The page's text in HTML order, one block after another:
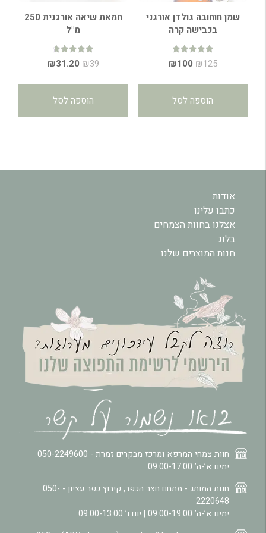
שמן חוחובה גולדן אורגני
בכבישה קרה
דורג
5.00₪125
המחיר
₪125.
₪100
הוספה לסל
חמאת שיאה אורגנית 250
מ"ל
דורג
4.72 ₪39
המחיר
₪39.
₪31.20
הוספה לסל
חוות צמחי המרפא ומרכז מבקרים זמרת - 050-2249600
ימים א’-ה’ 09:00-17:00
חנות המותג - מתחם חצר הכפר, קיבוץ כפר עציון - 050-
2220648
ימים א’-ה’ 09:00-19:00 | יום ו’ 09:00-13:00
אודות
כתבו עלינו
אצלנו בחוות הצמחים
בלוג
חנות המוצרים שלנו